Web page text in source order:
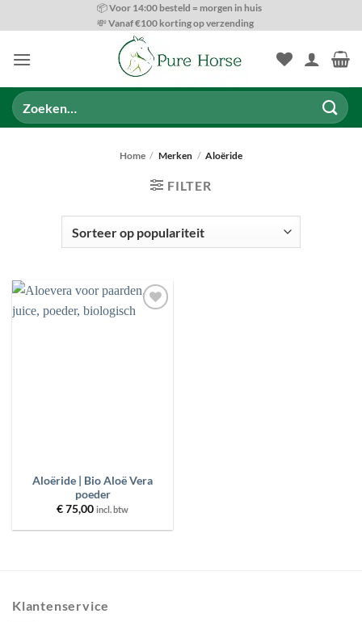
naar
📦 Voor 14:00 besteld = morgen in huis
💸 Vanaf €100 korting op verzending
Zoeken
naar:
Home / Merken / Aloëride
FILTER
SOORTEN VOEDING
FILTER
Aloëride | Bio Aloë Vera
poeder
€75,00 incl. btw
Klantenservice